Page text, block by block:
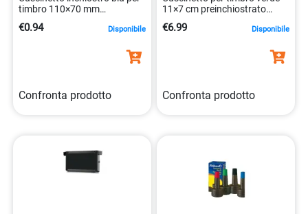
timbro 110×70 mm
€0.94 Disponibile
Confronta prodotto
11×7 cm preinchiostrato
5705831252103
€6.99 Disponibile
Confronta prodotto